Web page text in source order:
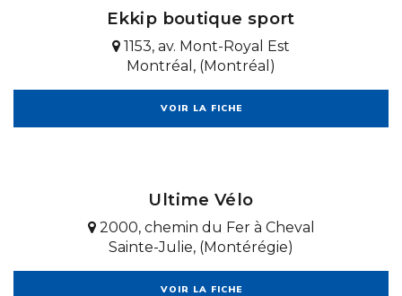
Ekkip boutique sport
1153, av. Mont-Royal Est
Montréal, (Montréal)
VOIR LA FICHE
Ultime Vélo
2000, chemin du Fer à Cheval
Sainte-Julie, (Montérégie)
VOIR LA FICHE